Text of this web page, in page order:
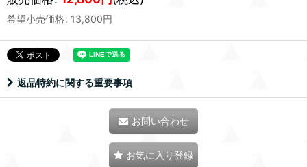
希望小売価格: 13,800円
返品特約に関する重要事項
お問い合わせ
お気に入り登録